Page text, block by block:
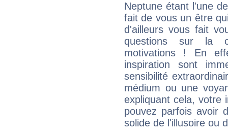
Neptune étant l'une
fait de vous un être
d'ailleurs vous fait
questions sur la
motivations ! En
inspiration sont
sensibilité
médium ou une
expliquant cela, votre
pouvez parfois avoir
solide de l'illusoire ou